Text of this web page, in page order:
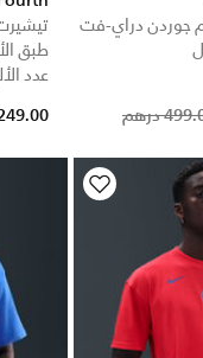
جوردن دراي-فت
Price reduced
درهم to
طبق
عدد
249.00